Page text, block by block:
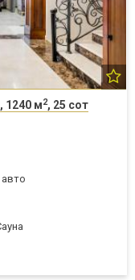
1240 м2, 25 сот